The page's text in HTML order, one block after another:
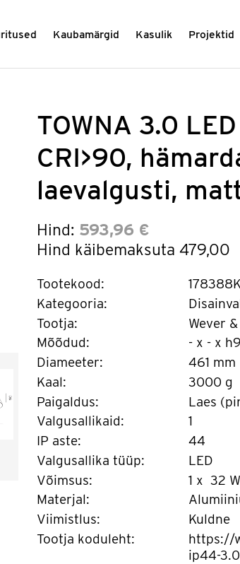
Kaubamärgid Kasulik Projektid
TOWNA 3.0
CRI>90,
laevalgusti,
Hind:593,96 €
Hind käibemaksuta 479,00
Tootekood:
Kategooria:
Tootja:
Wever
Mõõdud:
- x - x
Diameeter:
461 mm
Kaal:
3000 g
Paigaldus:
Laes
Valgusallikaid:
1
IP aste:
44
Valgusallika tüüp:
LED
Võimsus:
1 x 32 W
Materjal:
Viimistlus:
Kuldne
Tootja koduleht:
https://
ip44-